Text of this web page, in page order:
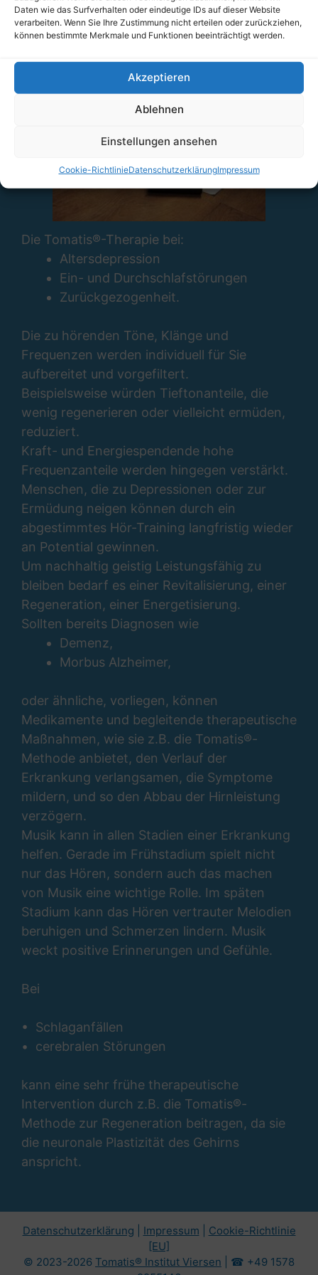
Daten wie das Surfverhalten oder eindeutige IDs auf dieser Website
verarbeiten. Wenn Sie Ihre Zustimmung nicht erteilen oder zurückziehen,
können bestimmte Merkmale und Funktionen beeinträchtigt werden.
Akzeptieren
Ablehnen
Einstellungen ansehen
Cookie-RichtlinieDatenschutzerklärungImpressum
Wirkung auf das Gehirn aus. Mechanismen
wie Munterkeit, Wachsamkeit und anhaltende
Aufmerksamkeit werden angesprochen und
begünstigt.
Die Tomatis®-Therapie bei:
Altersdepression
Ein- und Durchschlafstörungen
Zurückgezogenheit.
Die zu hörenden Töne, Klänge und
Frequenzen werden individuell für Sie
aufbereitet und vorgefiltert.
Beispielsweise würden Tieftonanteile, die
wenig regenerieren oder vielleicht ermüden,
reduziert.
Kraft- und Energiespendende hohe
Frequenzanteile werden hingegen verstärkt.
Menschen, die zu Depressionen oder zur
Ermüdung neigen können durch ein
abgestimmtes Hör-Training langfristig wieder
an Potential gewinnen.
Um nachhaltig geistig Leistungsfähig zu
bleiben bedarf es einer Revitalisierung, einer
Regeneration, einer Energetisierung.
Sollten bereits Diagnosen wie
Demenz,
Morbus Alzheimer,
oder ähnliche, vorliegen, können
Medikamente und begleitende therapeutische
Maßnahmen, wie sie z.B. die Tomatis®-
Methode anbietet, den Verlauf der
Erkrankung verlangsamen, die Symptome
mildern, und so den Abbau der Hirnleistung
verzögern.
Musik kann in allen Stadien einer Erkrankung
helfen. Gerade im Frühstadium spielt nicht
nur das Hören, sondern auch das machen
von Musik eine wichtige Rolle. Im späten
Stadium kann das Hören vertrauter Melodien
beruhigen und Schmerzen lindern. Musik
weckt positive Erinnerungen und Gefühle.
Bei
• Schlaganfällen
• cerebralen Störungen
kann eine sehr frühe therapeutische
Intervention durch z.B. die Tomatis®-
Methode zur Regeneration beitragen, da sie
die neuronale Plastizität des Gehirns
anspricht.
Datenschutzerklärung Impressum
Cookie-Richtlinie
[EU]
© 2023-2026 Tomatis® Institut Viersen | ☎ +49 1578